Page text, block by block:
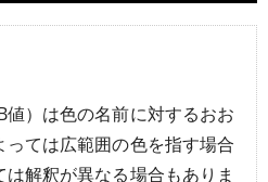
値）は色の名前に対するおお
ては広範囲の色を指す場合
解釈が異なる場合もありま